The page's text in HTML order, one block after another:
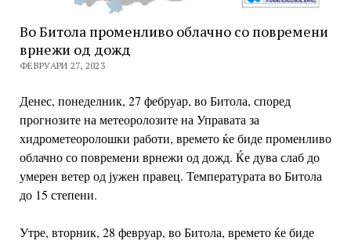
Во Битола променливо облачно со повремени
врнежи од дожд
ФЕВРУАРИ 27, 2023
Денес, понеделник, 27 фебруар, во Битола, според
прогнозите на метеоролозите на Управата за
хидрометеоролошки работи, времето ќе биде променливо
облачно со повремени врнежи од дожд. Ќе дува слаб до
умерен ветер од јужен правец. Температурата во Битола
до 15 степени.
Утре, вторник, 28 февруар, во Битола, времето ќе биде